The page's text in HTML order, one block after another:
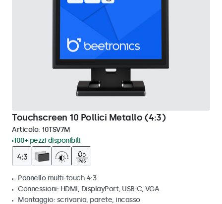
Touchscreen 10 Pollici Metallo (4:3)
Articolo: 10TSV7M
100+ pezzi disponibili
Pannello multi-touch 4:3
Connessioni: HDMI, DisplayPort, USB-C, VGA
Montaggio: scrivania, parete, incasso